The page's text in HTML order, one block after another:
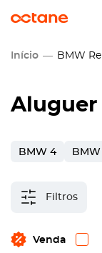
Início BMW
Aluguer
BMW 4 BMW
Filtros
Venda